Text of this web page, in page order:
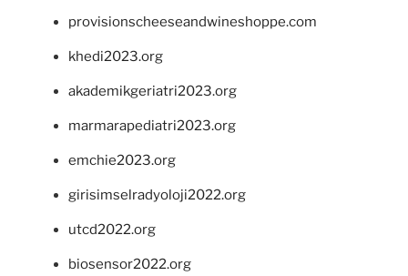
provisionscheeseandwineshoppe.com
khedi2023.org
akademikgeriatri2023.org
marmarapediatri2023.org
emchie2023.org
girisimselradyoloji2022.org
utcd2022.org
biosensor2022.org